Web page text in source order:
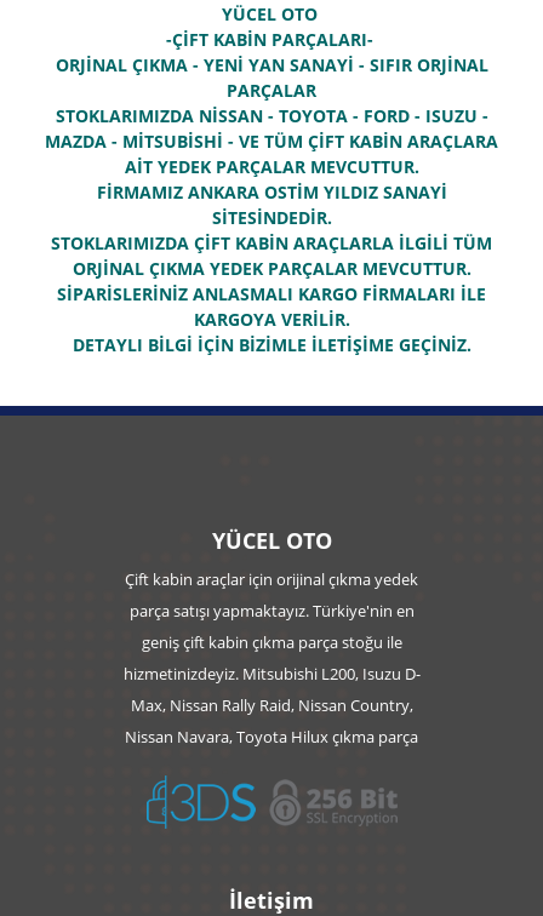
YÜCEL OTO
-ÇİFT KABİN PARÇALARI-
ORJİNAL ÇIKMA - YENİ YAN SANAYİ - SIFIR ORJİNAL
PARÇALAR
STOKLARIMIZDA NİSSAN - TOYOTA - FORD - ISUZU -
MAZDA - MİTSUBİSHİ - VE TÜM ÇİFT KABİN ARAÇLARA
AİT YEDEK PARÇALAR MEVCUTTUR.
FİRMAMIZ ANKARA OSTİM YILDIZ SANAYİ
SİTESİNDEDİR.
STOKLARIMIZDA ÇİFT KABİN ARAÇLARLA İLGİLİ TÜM
ORJİNAL ÇIKMA YEDEK PARÇALAR MEVCUTTUR.
SİPARİSLERİNİZ ANLASMALI KARGO FİRMALARI İLE
KARGOYA VERİLİR.
DETAYLI BİLGİ İÇİN BİZİMLE İLETİŞİME GEÇİNİZ.
YÜCEL OTO
Çift kabin araçlar için orijinal çıkma yedek
parça satışı yapmaktayız. Türkiye'nin en
geniş çift kabin çıkma parça stoğu ile
hizmetinizdeyiz. Mitsubishi L200, Isuzu D-
Max, Nissan Rally Raid, Nissan Country,
Nissan Navara, Toyota Hilux çıkma parça
İletişim